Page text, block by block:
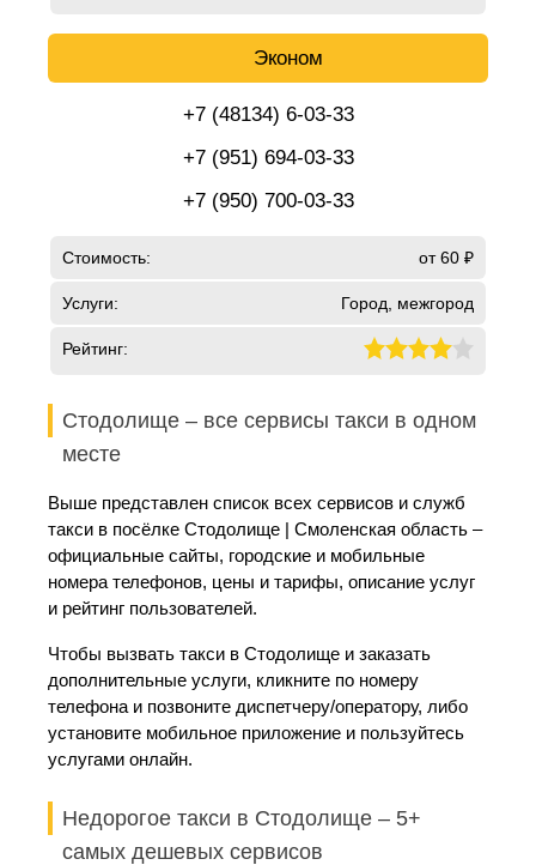
Эконом
+7 (48134) 6-03-33
+7 (951) 694-03-33
+7 (950) 700-03-33
Стоимость: от 60 ₽
Услуги: Город, межгород
Рейтинг:
Стодолище – все сервисы такси в одном
месте
Выше представлен список всех сервисов и служб
такси в посёлке Стодолище | Смоленская область –
официальные сайты, городские и мобильные
номера телефонов, цены и тарифы, описание услуг
и рейтинг пользователей.
Чтобы вызвать такси в Стодолище и заказать
дополнительные услуги, кликните по номеру
телефона и позвоните диспетчеру/оператору, либо
установите мобильное приложение и пользуйтесь
услугами онлайн.
Недорогое такси в Стодолище – 5+
самых дешевых сервисов